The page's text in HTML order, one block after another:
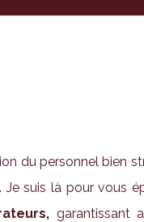
du personnel bien
Je suis là pour vous
garantissant